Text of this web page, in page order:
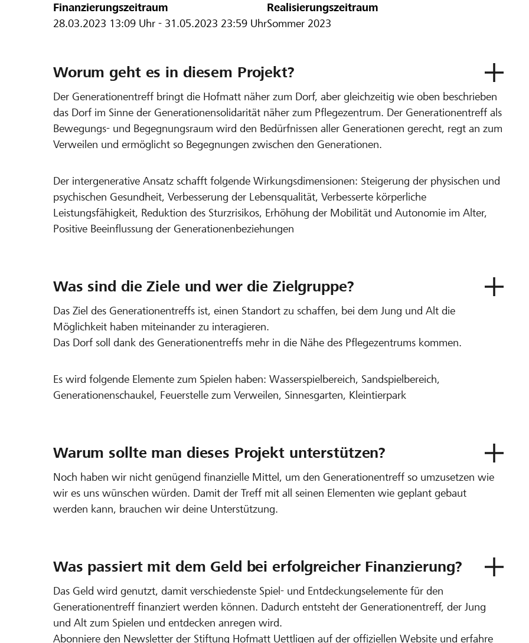
Finanzierungszeitraum
28.03.2023 13:09 Uhr - 31.05.2023 23:59 Uhr
Realisierungszeitraum
Sommer 2023
Worum geht es in diesem Projekt?
Der Generationentreff bringt die Hofmatt näher zum Dorf, aber gleichzeitig wie oben beschrieben
das Dorf im Sinne der Generationensolidarität näher zum Pflegezentrum. Der Generationentreff als
Bewegungs- und Begegnungsraum wird den Bedürfnissen aller Generationen gerecht, regt an zum
Verweilen und ermöglicht so Begegnungen zwischen den Generationen.
Der intergenerative Ansatz schafft folgende Wirkungsdimensionen: Steigerung der physischen und
psychischen Gesundheit, Verbesserung der Lebensqualität, Verbesserte körperliche
Leistungsfähigkeit, Reduktion des Sturzrisikos, Erhöhung der Mobilität und Autonomie im Alter,
Positive Beeinflussung der Generationenbeziehungen
Was sind die Ziele und wer die Zielgruppe?
Das Ziel des Generationentreffs ist, einen Standort zu schaffen, bei dem Jung und Alt die
Möglichkeit haben miteinander zu interagieren.
Das Dorf soll dank des Generationentreffs mehr in die Nähe des Pflegezentrums kommen.
Es wird folgende Elemente zum Spielen haben: Wasserspielbereich, Sandspielbereich,
Generationenschaukel, Feuerstelle zum Verweilen, Sinnesgarten, Kleintierpark
Warum sollte man dieses Projekt unterstützen?
Noch haben wir nicht genügend finanzielle Mittel, um den Generationentreff so umzusetzen wie
wir es uns wünschen würden. Damit der Treff mit all seinen Elementen wie geplant gebaut
werden kann, brauchen wir deine Unterstützung.
Was passiert mit dem Geld bei erfolgreicher Finanzierung?
Das Geld wird genutzt, damit verschiedenste Spiel- und Entdeckungselemente für den
Generationentreff finanziert werden können. Dadurch entsteht der Generationentreff, der Jung
und Alt zum Spielen und entdecken anregen wird.
Abonniere den Newsletter der Stiftung Hofmatt Uettligen auf der offiziellen Website und erfahre